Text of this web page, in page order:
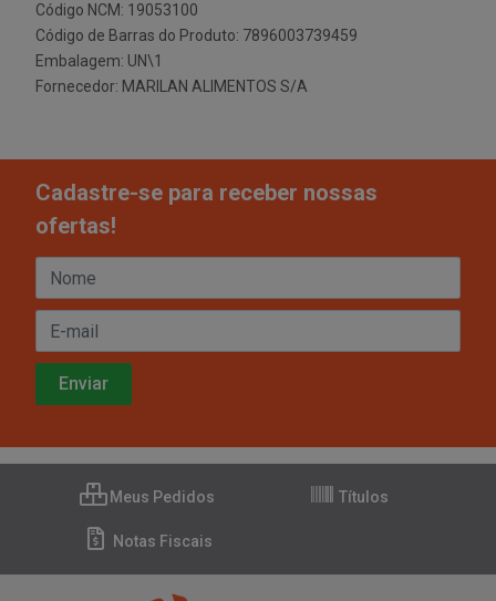
Código NCM: 19053100
Código de Barras do Produto: 7896003739459
Embalagem: UN\1
Fornecedor: MARILAN ALIMENTOS S/A
Cadastre-se para receber nossas
ofertas!
Meus Pedidos Títulos
Notas Fiscais